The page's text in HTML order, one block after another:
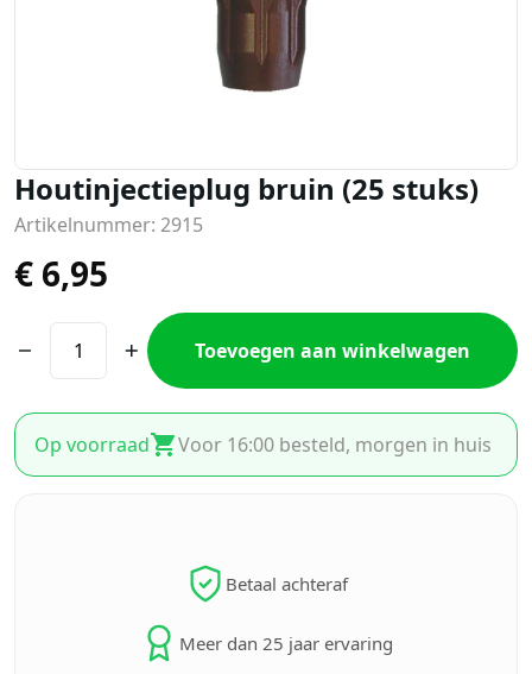
Houtinjectieplug bruin (25 stuks)
Artikelnummer: 2915
€ 6,95
Toevoegen aan winkelwagen
Op voorraad Voor 16:00 besteld, morgen in huis
Betaal achteraf
Meer dan 25 jaar ervaring